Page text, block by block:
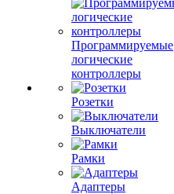
Программируемые
логические
контроллеры
Розетки
Выключатели
Рамки
Адаптеры